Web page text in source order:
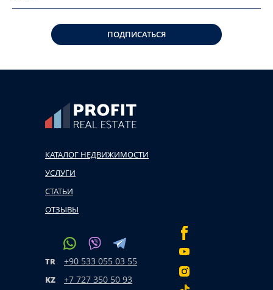
ПОДПИСАТЬСЯ
КАТАЛОГ НЕДВИЖИМОСТИ
УСЛУГИ
СТАТЬИ
ОТЗЫВЫ
TR +90 533 055 03 55
KZ +7 727 350 50 93